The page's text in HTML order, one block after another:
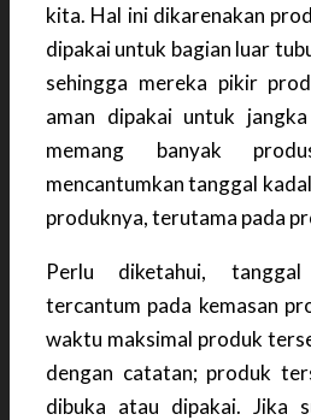
kita. Hal ini dikarenakan
dipakai untuk bagian luar
sehingga mereka pikir
aman dipakai untuk
memang banyak
mencantumkan tanggal
produknya, terutama pada
Perlu diketahui,
tercantum pada kemasan
waktu maksimal produk
dengan catatan; produk
dibuka atau dipakai. Jika